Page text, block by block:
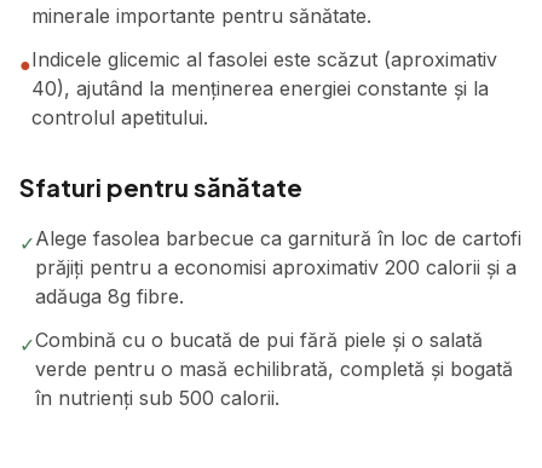
minerale importante pentru sănătate.
●Indicele glicemic al fasolei este scăzut (aproximativ
40), ajutând la menținerea energiei constante și la
controlul apetitului.
Sfaturi pentru sănătate
✓Alege fasolea barbecue ca garnitură în loc de cartofi
prăjiți pentru a economisi aproximativ 200 calorii și a
adăuga 8g fibre.
✓Combină cu o bucată de pui fără piele și o salată
verde pentru o masă echilibrată, completă și bogată
în nutrienți sub 500 calorii.